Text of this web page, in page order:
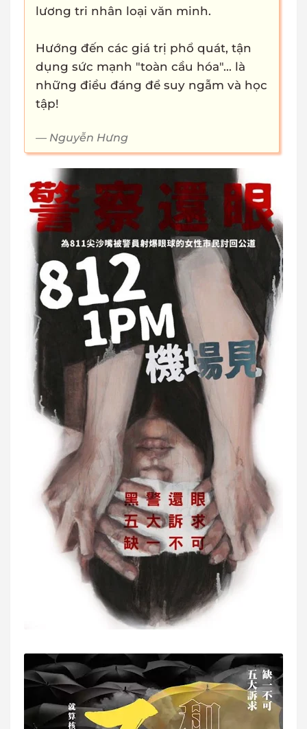
lương tri nhân loại văn minh.
Hướng đến các giá trị phổ quát, tận
dụng sức mạnh "toàn cầu hóa"... là
những điều đáng để suy ngẫm và học
tập!
Nguyễn Hưng